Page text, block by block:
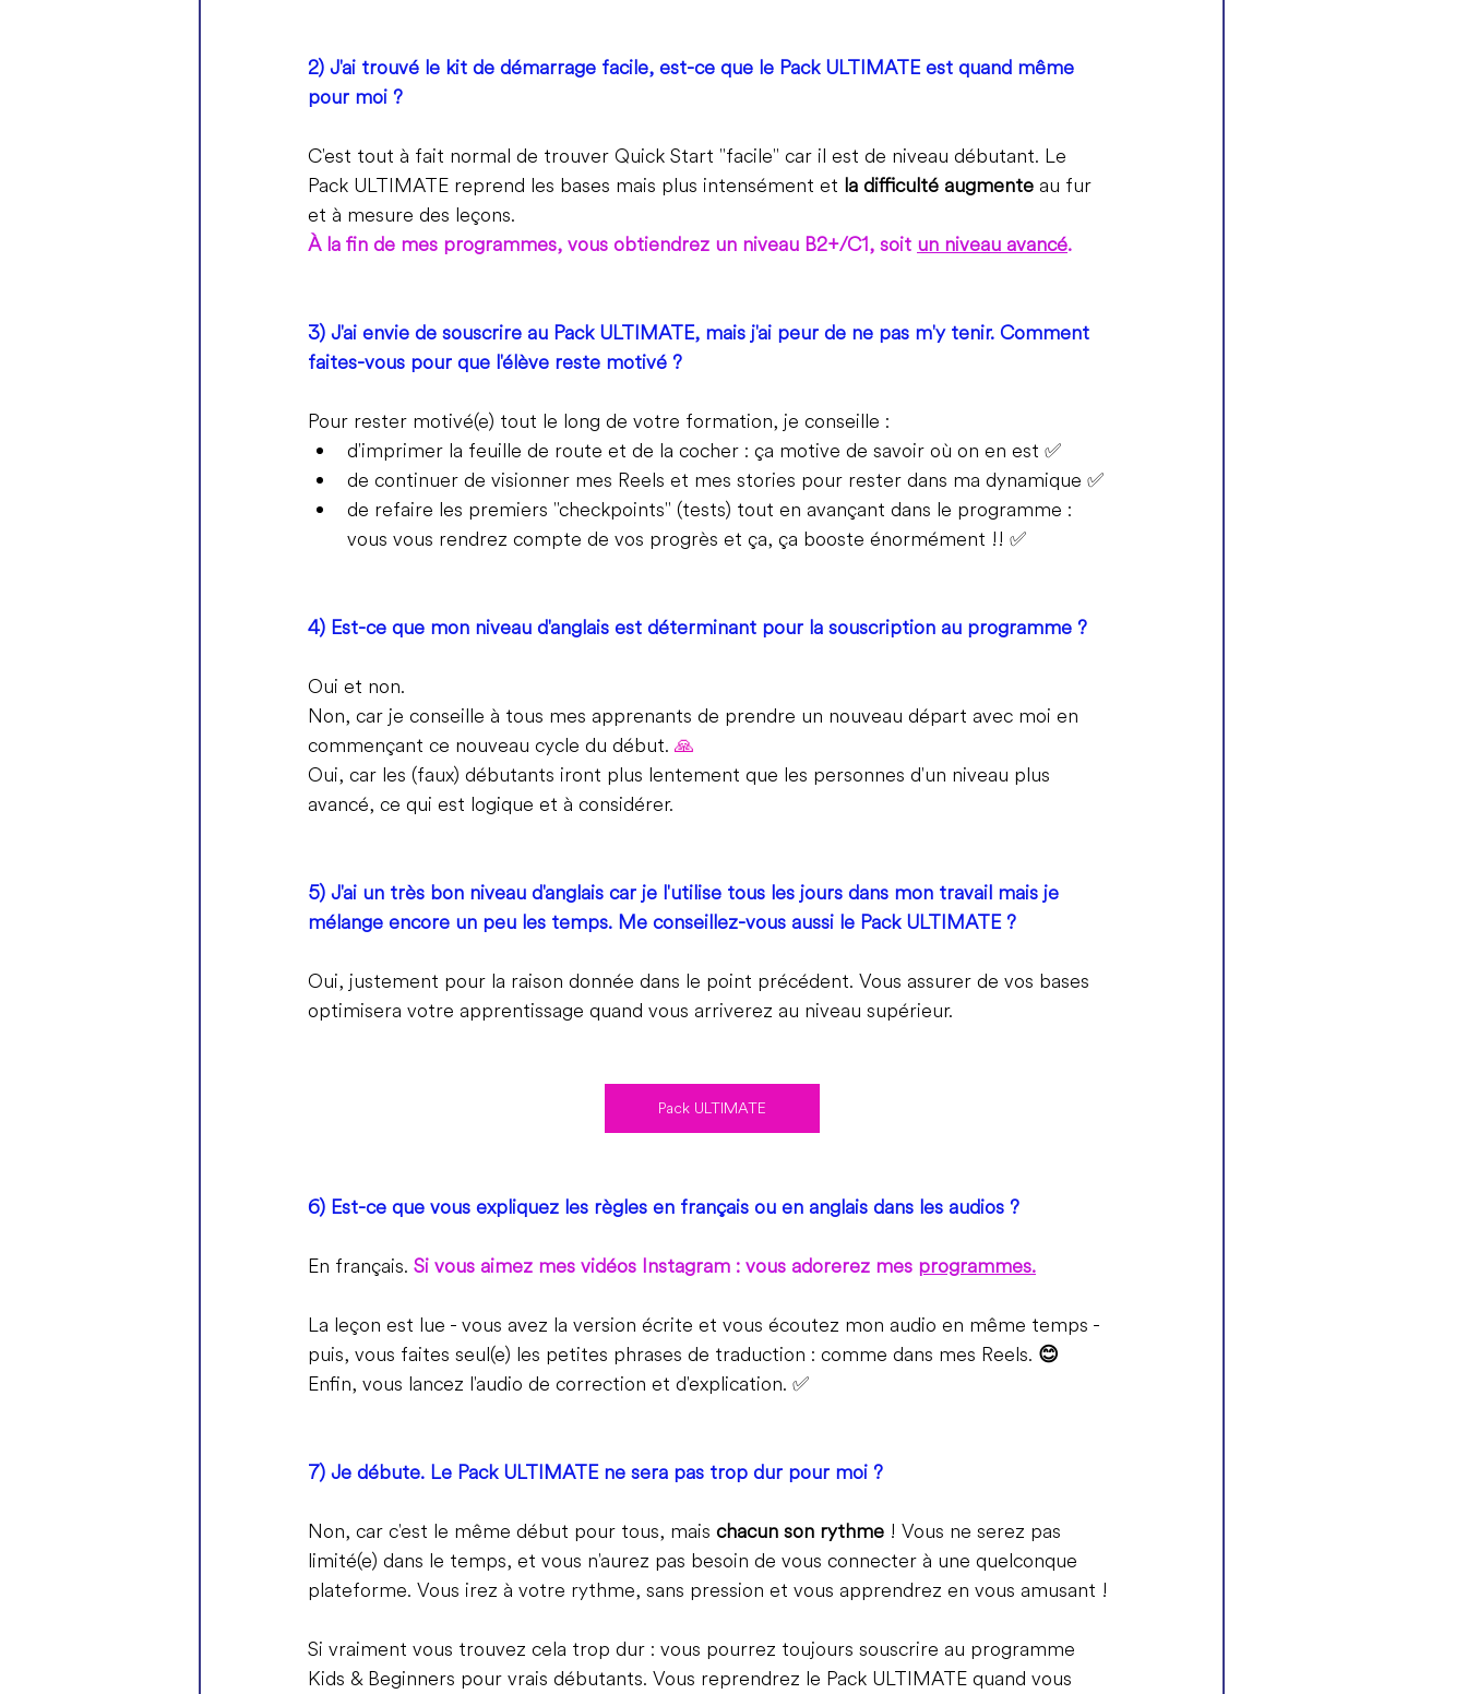
2) J'ai trouvé le kit de démarrage facile, est-ce que le Pack ULTIMATE est quand même
pour moi ?
C'est tout à fait normal de trouver Quick Start "facile" car il est de niveau débutant. Le
Pack ULTIMATE reprend les bases mais plus intensément et la difficulté augmente au fur
et à mesure des leçons.
À la fin de mes programmes, vous obtiendrez un niveau B2+/C1, soit un niveau avancé.
3) J'ai envie de souscrire au Pack ULTIMATE, mais j'ai peur de ne pas m'y tenir. Comment
faites-vous pour que l'élève reste motivé ?
Pour rester motivé(e) tout le long de votre formation, je conseille :
d'imprimer la feuille de route et de la cocher : ça motive de savoir où on en est ✅
de continuer de visionner mes Reels et mes stories pour rester dans ma dynamique ✅
de refaire les premiers "checkpoints" (tests) tout en avançant dans le programme :
vous vous rendrez compte de vos progrès et ça, ça booste énormément !! ✅
4) Est-ce que mon niveau d'anglais est déterminant pour la souscription au programme ?
Oui et non.
Non, car je conseille à tous mes apprenants de prendre un nouveau départ avec moi en
commençant ce nouveau cycle du début. 🙏
Oui, car les (faux) débutants iront plus lentement que les personnes d'un niveau plus
avancé, ce qui est logique et à considérer.
5) J'ai un très bon niveau d'anglais car je l'utilise tous les jours dans mon travail mais je
mélange encore un peu les temps. Me conseillez-vous aussi le Pack ULTIMATE ?
Oui, justement pour la raison donnée dans le point précédent. Vous assurer de vos bases
optimisera votre apprentissage quand vous arriverez au niveau supérieur.
Pack ULTIMATE
6) Est-ce que vous expliquez les règles en français ou en anglais dans les audios ?
En français. Si vous aimez mes vidéos Instagram : vous adorerez mes programmes.
La leçon est lue - vous avez la version écrite et vous écoutez mon audio en même temps -
puis, vous faites seul(e) les petites phrases de traduction : comme dans mes Reels. 😊
Enfin, vous lancez l'audio de correction et d'explication. ✅
7) Je débute. Le Pack ULTIMATE ne sera pas trop dur pour moi ?
Non, car c'est le même début pour tous, mais chacun son rythme ! Vous ne serez pas
limité(e) dans le temps, et vous n'aurez pas besoin de vous connecter à une quelconque
plateforme. Vous irez à votre rythme, sans pression et vous apprendrez en vous amusant !
Si vraiment vous trouvez cela trop dur : vous pourrez toujours souscrire au programme
Kids & Beginners pour vrais débutants. Vous reprendrez le Pack ULTIMATE quand vous